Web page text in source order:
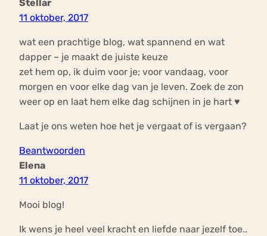
Stellar
11 oktober, 2017
wat een prachtige blog, wat spannend en wat
dapper – je maakt de juiste keuze
zet hem op, ik duim voor je; voor vandaag, voor
morgen en voor elke dag van je leven. Zoek de zon
weer op en laat hem elke dag schijnen in je hart ♥
Laat je ons weten hoe het je vergaat of is vergaan?
Beantwoorden
Elena
11 oktober, 2017
Mooi blog!
Ik wens je heel veel kracht en liefde naar jezelf toe..